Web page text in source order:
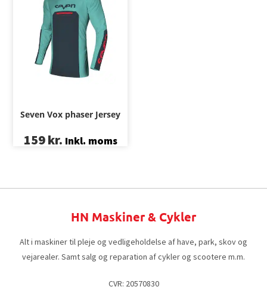
Seven Vox phaser Jersey
159kr. Inkl. moms
HN Maskiner & Cykler
Alt i maskiner til pleje og vedligeholdelse af have, park, skov og
vejarealer. Samt salg og reparation af cykler og scootere m.m.
CVR: 20570830